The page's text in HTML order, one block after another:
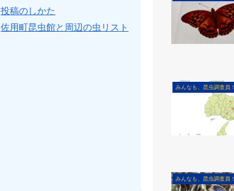
みんなも、昆虫調査員！
みんなも、昆虫調査員！
投稿のしかた
佐用町昆虫館と周辺の虫リスト